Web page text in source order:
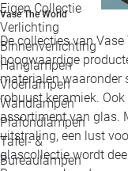
Eigen Collectie
Verlichting
Binnenverlichting
Hanglampen
Vloerlampen
Wandlampen
Plafondlampen
Tafel- &
Bureaulampen
Vase The World
De collecties van
hoogwaardige
materialen waaronder
robuust keramiek.
assortiment van glas.
uitstraling, een lust
glascollectie wordt